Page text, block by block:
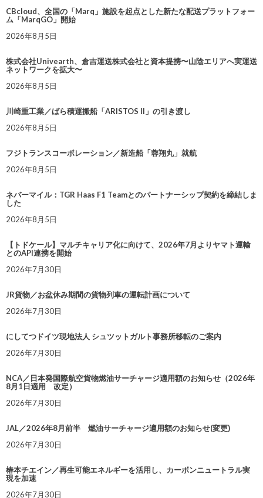
CBcloud、全国の「Marq」施設を起点とした新たな配送プラットフォー
ム「MarqGO」開始
2026年8月5日
株式会社Univearth、倉吉運送株式会社と資本提携〜山陰エリアへ実運送
ネットワークを拡大〜
2026年8月5日
川崎重工業／ばら積運搬船「ARISTOS II」の引き渡し
2026年8月5日
フジトランスコーポレーション／新造船「蓉翔丸」就航
2026年8月5日
ネバーマイル：TGR Haas F1 Teamとのパートナーシップ契約を締結しま
した
2026年8月5日
【トドケール】マルチキャリア化に向けて、2026年7月よりヤマト運輸
とのAPI連携を開始
2026年7月30日
JR貨物／お盆休み期間の貨物列車の運転計画について
2026年7月30日
にしてつドイツ現地法人 シュツットガルト事務所移転のご案内
2026年7月30日
NCA／日本発国際航空貨物燃油サーチャージ適用額のお知らせ（2026年
8月1日適用 改定）
2026年7月30日
JAL／2026年8月前半 燃油サーチャージ適用額のお知らせ(変更)
2026年7月30日
椿本チエイン／再生可能エネルギーを活用し、カーボンニュートラル実
現を加速
2026年7月30日